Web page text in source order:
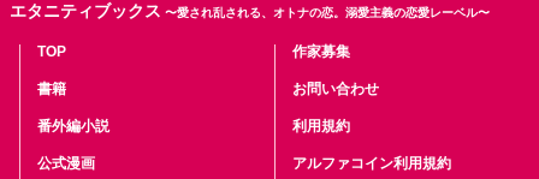
エタニティブックス 〜愛され乱される、オトナの恋。溺愛主義の恋愛レーベル〜
TOP
書籍
番外編小説
公式漫画
作家募集
お問い合わせ
利用規約
アルファコイン利用規約